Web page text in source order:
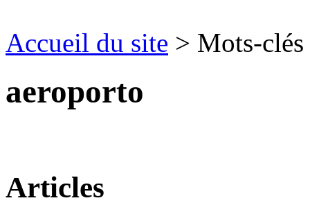
Accueil du site > Mots-
aeroporto
Articles